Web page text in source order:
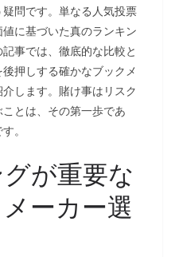
問です。単なる人気投票
に基づいた真のランキン
事では、徹底的な比較と
押しする確かなブックメ
します。賭け事はリスク
とは、その第一歩であ
。
が重要な
ーカー選